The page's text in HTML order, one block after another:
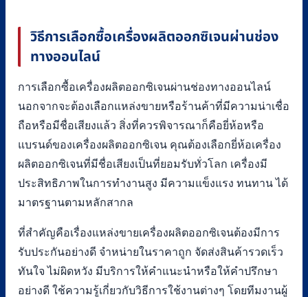
วิธีการเลือกซื้อเครื่องผลิตออกซิเจนผ่านช่อง
ทางออนไลน์
การเลือกซื้อเครื่องผลิตออกซิเจนผ่านช่องทางออนไลน์
นอกจากจะต้องเลือกแหล่งขายหรือร้านค้าที่มีความน่าเชื่อ
ถือหรือมีชื่อเสียงแล้ว สิ่งที่ควรพิจารณาก็คือยี่ห้อหรือ
แบรนด์ของเครื่องผลิตออกซิเจน คุณต้องเลือกยี่ห้อเครื่อง
ผลิตออกซิเจนที่มีชื่อเสียงเป็นที่ยอมรับทั่วโลก เครื่องมี
ประสิทธิภาพในการทำงานสูง มีความแข็งแรง ทนทาน ได้
มาตรฐานตามหลักสากล
ที่สำคัญคือเรื่องแหล่งขายเครื่องผลิตออกซิเจนต้องมีการ
รับประกันอย่างดี จำหน่ายในราคาถูก จัดส่งสินค้ารวดเร็ว
ทันใจ ไม่ผิดหวัง มีบริการให้คำแนะนำหรือให้คำปรึกษา
อย่างดี ใช้ความรู้เกี่ยวกับวิธีการใช้งานต่างๆ โดยทีมงานผู้